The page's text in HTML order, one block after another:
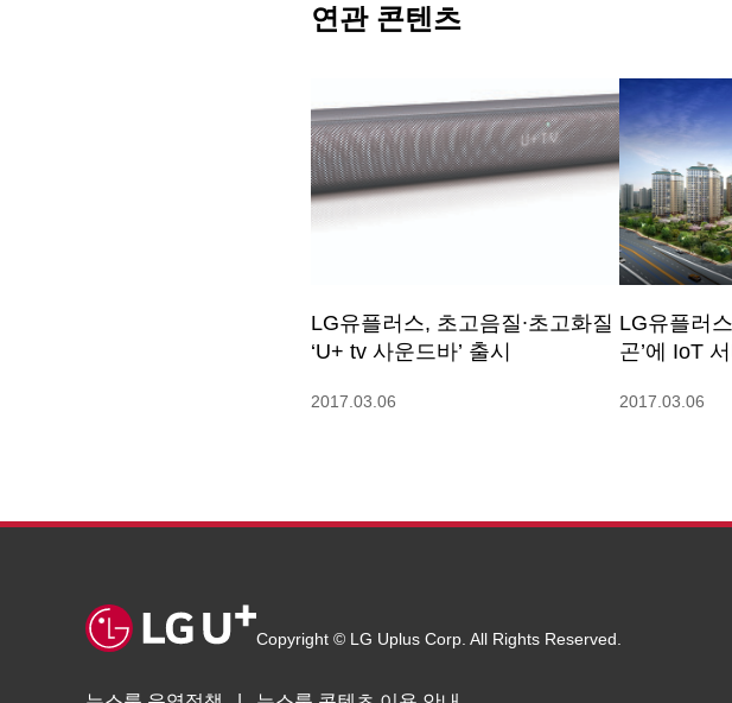
연관 콘텐츠
LG유플러스, 초고음질∙초고화질
‘U+ tv 사운드바’ 출시
2017.03.06
LG유플러
곤’에 IoT
2017.03.06
Copyright © LG Uplus Corp. All Rights Reserved.